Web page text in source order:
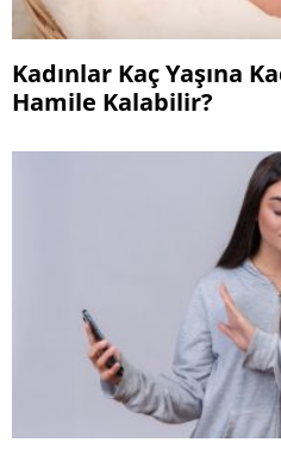
Kadınlar Kaç Yaşına
Hamile Kalabilir?